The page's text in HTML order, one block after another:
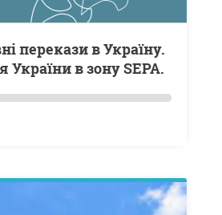
в зону SEPA.